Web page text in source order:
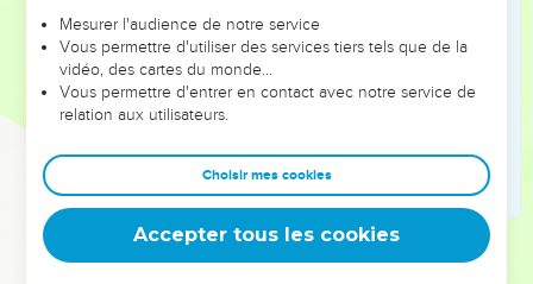
Amoréens, et à Og, roi du Basan. Il y avait, de plus, un
gouverneur qui supervisait tout le pays.
La population de Juda et d’Israël était alors aussi
nombreuse que les grains de sable au bord de la mer. Ils
Mesurer l'audience de notre service
Vous permettre d'utiliser des services tiers tels que de la
vidéo, des cartes du monde…
Vous permettre d'entrer en contact avec notre service de
relation aux utilisateurs.
Choisir mes cookies
Accepter tous les cookies